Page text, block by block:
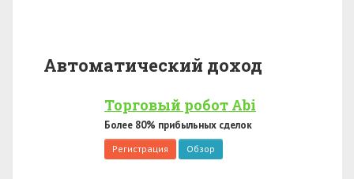
Автоматический доход
Торговый робот Abi
Более 80% прибыльных сделок
Регистрация Обзор